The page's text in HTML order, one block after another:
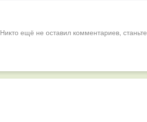
Никто ещё не оставил комментариев,